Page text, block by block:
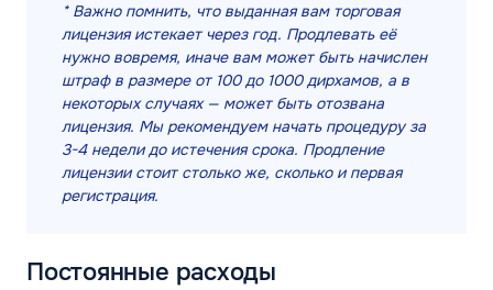
* Важно помнить, что выданная вам торговая
лицензия истекает через год. Продлевать её
нужно вовремя, иначе вам может быть начислен
штраф в размере от 100 до 1000 дирхамов, а в
некоторых случаях — может быть отозвана
лицензия. Мы рекомендуем начать процедуру за
3-4 недели до истечения срока. Продление
лицензии стоит столько же, сколько и первая
регистрация.
Постоянные расходы